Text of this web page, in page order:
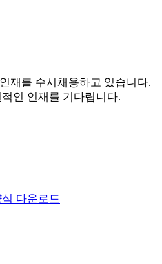
재를 수시채용하고 있습니다.
인 인재를 기다립니다.
다운로드